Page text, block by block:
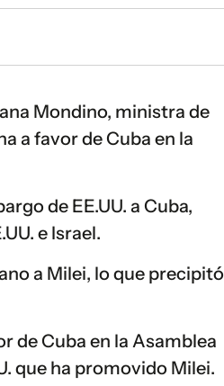
Mondino, ministra de
a favor de Cuba en la
de EE.UU. a Cuba,
e Israel.
a Milei, lo que precipitó
de Cuba en la Asamblea
que ha promovido Milei.